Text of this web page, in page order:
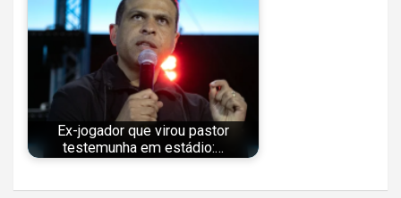
Ex-jogador que virou pastor
testemunha em estádio:…